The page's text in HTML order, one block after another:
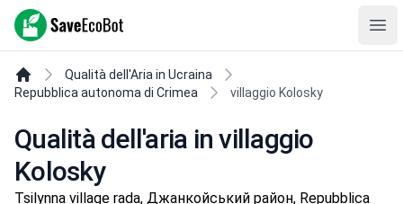
SaveEcoBot
Qualità dell'Aria in Ucraina
Repubblica autonoma di Crimea
villaggio Kolosky
Qualità dell'aria in villaggio
Kolosky
Tsilynna village rada, Джанкойський район, Repubblica